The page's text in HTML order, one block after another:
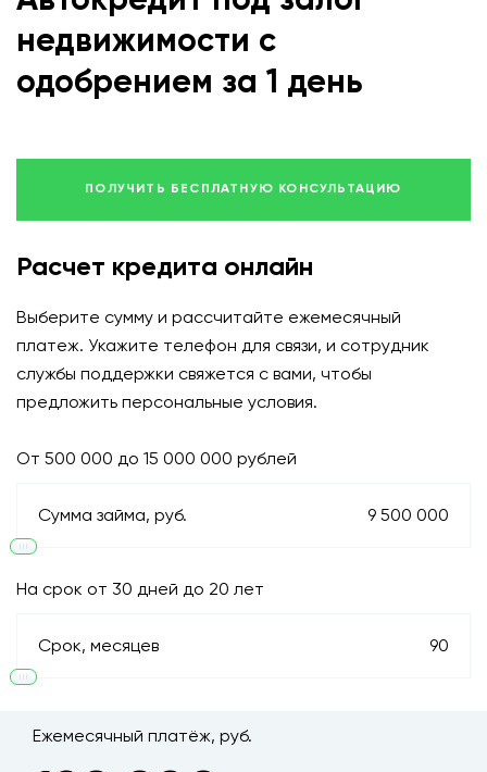
+7 (927) 483-12-01
Политика конфиденциальности
Ежемесячно платим процент по займу и гарантируем возврат
недвижимости с
одобрением за 1 день
ПОЛУЧИТЬ БЕСПЛАТНУЮ КОНСУЛЬТАЦИЮ
Расчет кредита онлайн
Выберите сумму и рассчитайте ежемесячный
платеж. Укажите телефон для связи, и сотрудник
службы поддержки свяжется с вами, чтобы
предложить персональные условия.
От 500 000 до 15 000 000 рублей
Сумма займа, руб. 9 500 000
На срок от 30 дней до 20 лет
Срок, месяцев 90
Ежемесячный платёж, руб.